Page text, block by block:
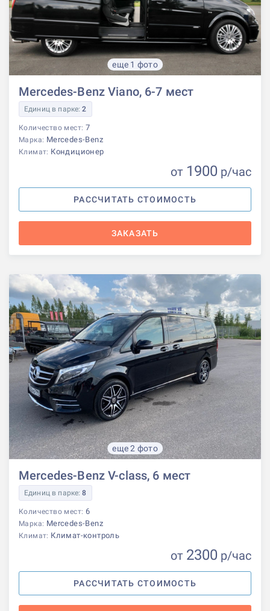
еще 1 фото
Mercedes-Benz Viano, 6-7 мест
Единиц в парке:2
Количество мест: 7
Марка: Mercedes-Benz
Климат: Кондиционер
от 1900 р/час
РАССЧИТАТЬ СТОИМОСТЬ
ЗАКАЗАТЬ
еще 2 фото
Mercedes-Benz V-class, 6 мест
Единиц в парке:8
Количество мест: 6
Марка: Mercedes-Benz
Климат: Климат-контроль
от 2300 р/час
РАССЧИТАТЬ СТОИМОСТЬ